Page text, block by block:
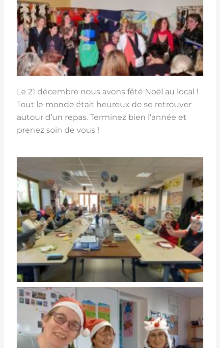
Le 21 décembre nous avons fêté Noël au local !
Tout le monde était heureux de se retrouver
autour d’un repas. Terminez bien l’année et
prenez soin de vous !